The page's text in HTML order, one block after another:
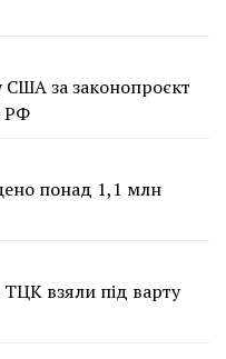
США за законопроєкт
РФ
понад 1,1 млн
ТЦК взяли під варту